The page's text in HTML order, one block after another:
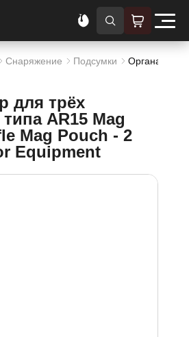
Снаряжение Подсумки Органайзер
для трёх
AR15 Mag
Mag Pouch - 2
Equipment